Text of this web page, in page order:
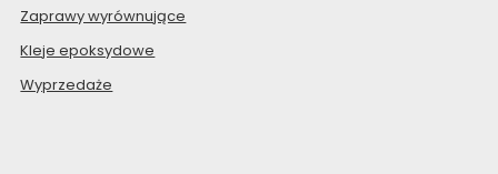
Zaprawy wyrównujące
Kleje epoksydowe
Wyprzedaże